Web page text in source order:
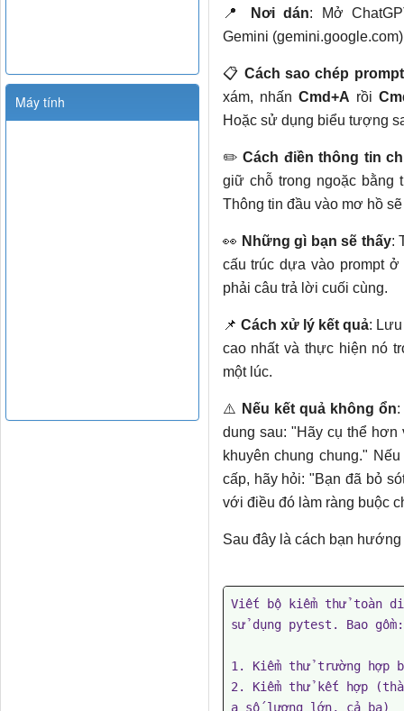
        if rate:
            discount += subtotal * rate
0)}%")
    # Cap at 50%
    if discount > max_discount:
        discount = max_discount
        reasons.append("Capped at 50% maximum")
    return {
        "subtotal": subtotal,
        "reasons": reasons,
    }
📍 Nơi dán: Mở
Gemini
📋 Cách sao chép
xám, nhấn Cmd+A rồi
Hoặc sử dụng biểu tượng
✏️Cách điền thông tin
giữ chỗ trong ngoặc bằng
Thông tin đầu vào mơ hồ
👀 Những gì bạn sẽ thấy:
cấu trúc dựa vào prompt
phải câu trả lời cuối cùng.
📌 Cách xử lý kết quả:
cao nhất và thực hiện nó
một lúc.
⚠️ Nếu kết quả không ổn
dung sau: "Hãy cụ thể
khuyên chung chung."
cấp, hãy hỏi: "Bạn đã bỏ
với điều đó làm ràng buộc
Sau đây là cách bạn hướng
Viết bộ kiểm thử toàn
sử dụng pytest. Bao gồm:
1. Kiểm thử trường hợp
2. Kiểm thử kết hợp
a số lượng lớn, cả ba)
Máy tính